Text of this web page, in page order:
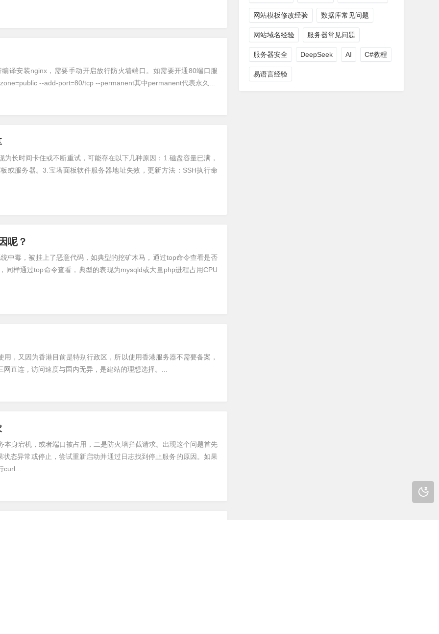
译安装nginx，需要手动开启放行防火墙端口。如需要开通80端口服
--add-port=80/tcp --permanent其中permanent代表永久...
长时间卡住或不断重试，可能存在以下几种原因：1.磁盘容量已满，
或服务器。3.宝塔面板软件服务器地址失效，更新方法：SSH执行命
呢？
中毒，被挂上了恶意代码，如典型的挖矿木马，通过top命令查看是否
同样通过top命令查看，典型的表现为mysqld或大量php进程占用CPU
，又因为香港目前是特别行政区，所以使用香港服务器不需要备案，
直连，访问速度与国内无异，是建站的理想选择。...
身宕机，或者端口被占用，二是防火墙拦截请求。出现这个问题首先
态异常或停止，尝试重新启动并通过日志找到停止服务的原因。如果
网站模板修改经验 数据库常见问题
网站域名经验 服务器常见问题
服务器安全 DeepSeek AI C#教程
易语言经验